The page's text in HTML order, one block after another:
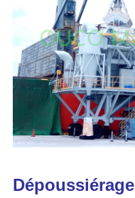
Dépoussiérage